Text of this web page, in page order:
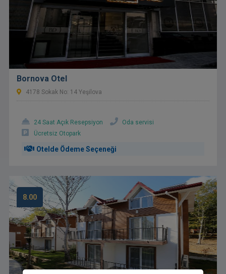
Bornova Otel
4178 Sokak No: 14 Yeşilova
24 Saat Açık Resepsiyon
Oda servisi
Ücretsiz Otopark
Otelde Ödeme Seçeneği
8.00